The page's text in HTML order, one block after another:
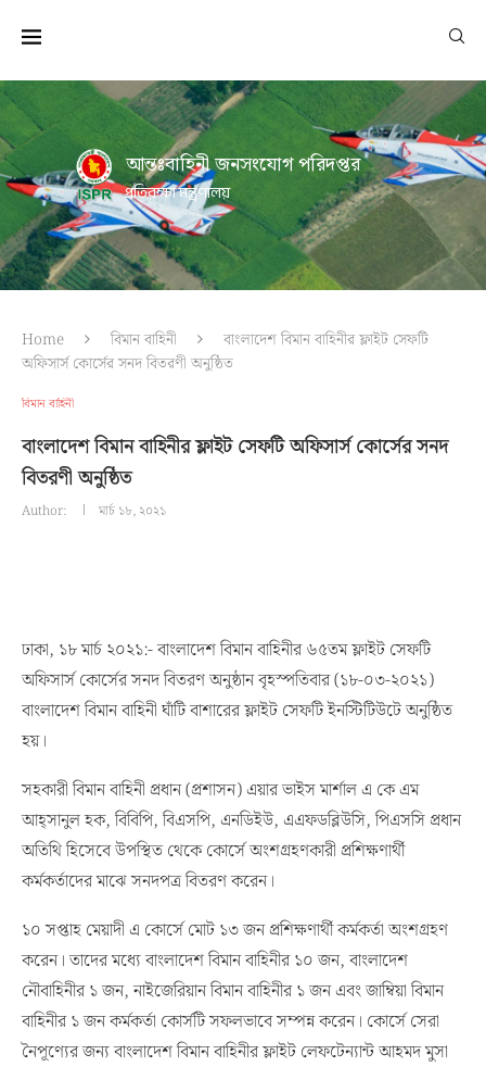
আন্তঃবাহিনী জনসংযোগ পরিদপ্তর
প্রতিরক্ষা মন্ত্রণালয়
Home বিমান বাহিনী
বাংলাদেশ বিমান বাহিনীর ফ্লাইট সেফটি
অফিসার্স কোর্সের সনদ বিতরণী অনুষ্ঠিত
বিমান বাহিনী
বাংলাদেশ বিমান বাহিনীর ফ্লাইট সেফটি অফিসার্স কোর্সের সনদ
বিতরণী অনুষ্ঠিত
Author: মার্চ ১৮, ২০২১
ঢাকা, ১৮ মার্চ ২০২১:- বাংলাদেশ বিমান বাহিনীর ৬৫তম ফ্লাইট সেফটি
অফিসার্স কোর্সের সনদ বিতরণ অনুষ্ঠান বৃহস্পতিবার (১৮-০৩-২০২১)
বাংলাদেশ বিমান বাহিনী ঘাঁটি বাশারের ফ্লাইট সেফটি ইনস্টিটিউটে অনুষ্ঠিত
হয়।
সহকারী বিমান বাহিনী প্রধান (প্রশাসন) এয়ার ভাইস মার্শাল এ কে এম
আহ্সানুল হক, বিবিপি, বিএসপি, এনডিইউ, এএফডব্লিউসি, পিএসসি প্রধান
অতিথি হিসেবে উপস্থিত থেকে কোর্সে অংশগ্রহণকারী প্রশিক্ষণার্থী
কর্মকর্তাদের মাঝে সনদপত্র বিতরণ করেন।
১০ সপ্তাহ মেয়াদী এ কোর্সে মোট ১৩ জন প্রশিক্ষণার্থী কর্মকর্তা অংশগ্রহণ
করেন। তাদের মধ্যে বাংলাদেশ বিমান বাহিনীর ১০ জন, বাংলাদেশ
নৌবাহিনীর ১ জন, নাইজেরিয়ান বিমান বাহিনীর ১ জন এবং জাম্বিয়া বিমান
বাহিনীর ১ জন কর্মকর্তা কোর্সটি সফলভাবে সম্পন্ন করেন। কোর্সে সেরা
নৈপূণ্যের জন্য বাংলাদেশ বিমান বাহিনীর ফ্লাইট লেফটেন্যান্ট আহমদ মুসা